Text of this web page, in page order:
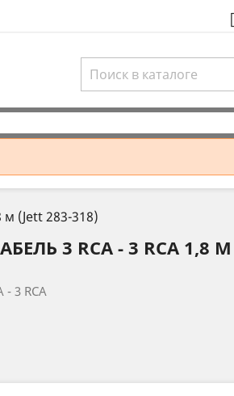
м (Jett 283-318)
3 RCA - 3 RCA 1,8 М
- 3 RCA